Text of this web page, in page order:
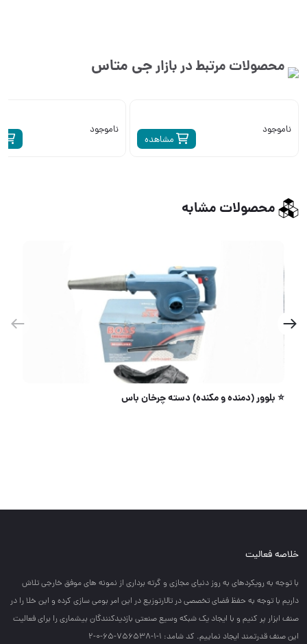
محصولات مرتبط در بازارجی متاس
مشاهده
ناموجود ناموجود
محصولات مشابه
⭐️ بلوور (دمنده و مکنده) دسته چرخان باس
خلاصه فعالیت
با توجه به رويكردهاي به روز دنياي مجازي و گرته برداري از نمونه هاي موفق خارجي تلاش
داريم با توجه به حفظ فضاي تخصصي در تالارتوزيع در اين امر بومي سازي كرده و اين خلا را در
صنف ابزار پر كنيم و با ايجاد يك شبكه وسيع صنعتي بازديدكنندگان بيشماري را براي فعاليت
اين صنف قدرتمند ايجاد نماييم. کد شامد: 1-1-756538-65-0-2